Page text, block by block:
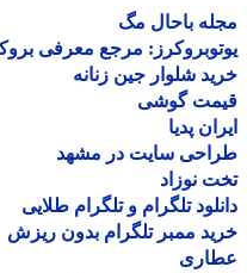
باحال مگ
مرجع معرفی بروکرها
شلوار جین زنانه
گوشی
پدیا
سایت در مشهد
نوزاد
تلگرام و تلگرام طلایی
ممبر تلگرام بدون ریزش